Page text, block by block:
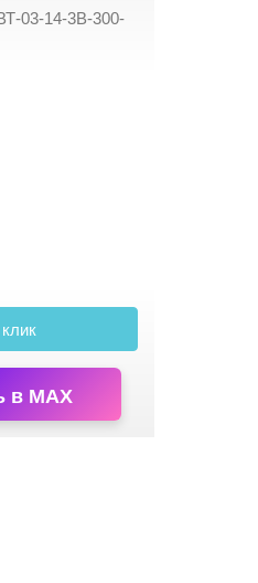
03-14-3В-300-
в MAX